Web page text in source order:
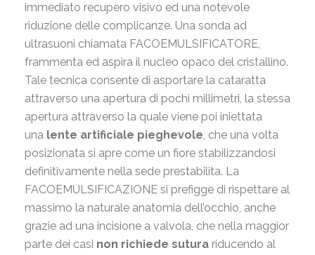
immediato recupero visivo ed una notevole
riduzione delle complicanze. Una sonda ad
ultrasuoni chiamata FACOEMULSIFICATORE,
frammenta ed aspira il nucleo opaco del cristallino.
Tale tecnica consente di asportare la cataratta
attraverso una apertura di pochi millimetri, la stessa
apertura attraverso la quale viene poi iniettata
una lente artificiale pieghevole, che una volta
posizionata si apre come un fiore stabilizzandosi
definitivamente nella sede prestabilita. La
FACOEMULSIFICAZIONE si prefigge di rispettare al
massimo la naturale anatomia dell’occhio, anche
grazie ad una incisione a valvola, che nella maggior
parte dei casi non richiede sutura riducendo al